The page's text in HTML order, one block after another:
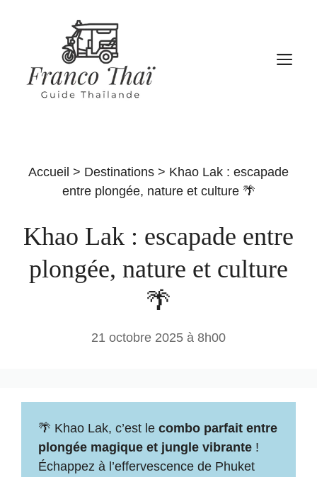
Accueil > Destinations > Khao Lak : escapade
entre plongée, nature et culture 🌴
Khao Lak : escapade entre
plongée, nature et culture
🌴
21 octobre 2025 à 8h00
🌴 Khao Lak, c’est le combo parfait entre
plongée magique et jungle vibrante !
Échappez à l’effervescence de Phuket